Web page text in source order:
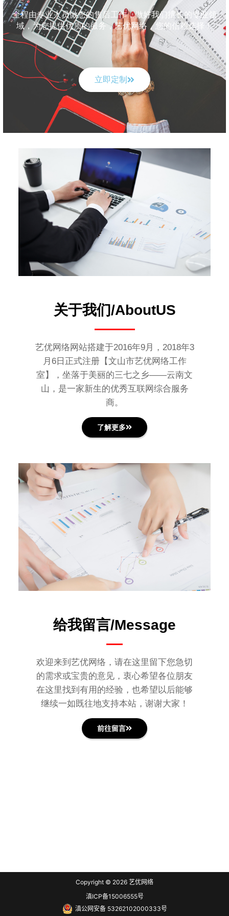
全程由专业人员做您的售后工作，做好我们擅长的专业领
域，为您提供优质的服务，艺优网络，您的信赖选择！
立即定制
关于我们/AboutUS
艺优网络网站搭建于2016年9月，2018年3
月6日正式注册【文山市艺优网络工作
室】，坐落于美丽的三七之乡——云南文
山，是一家新生的优秀互联网综合服务
商。
了解更多
给我留言/Message
欢迎来到艺优网络，请在这里留下您急切
的需求或宝贵的意见，衷心希望各位朋友
在这里找到有用的经验，也希望以后能够
继续一如既往地支持本站，谢谢大家！
前往留言
Copyright © 2026 艺优网络
滇ICP备15006555号
滇公网安备 53262102000333号